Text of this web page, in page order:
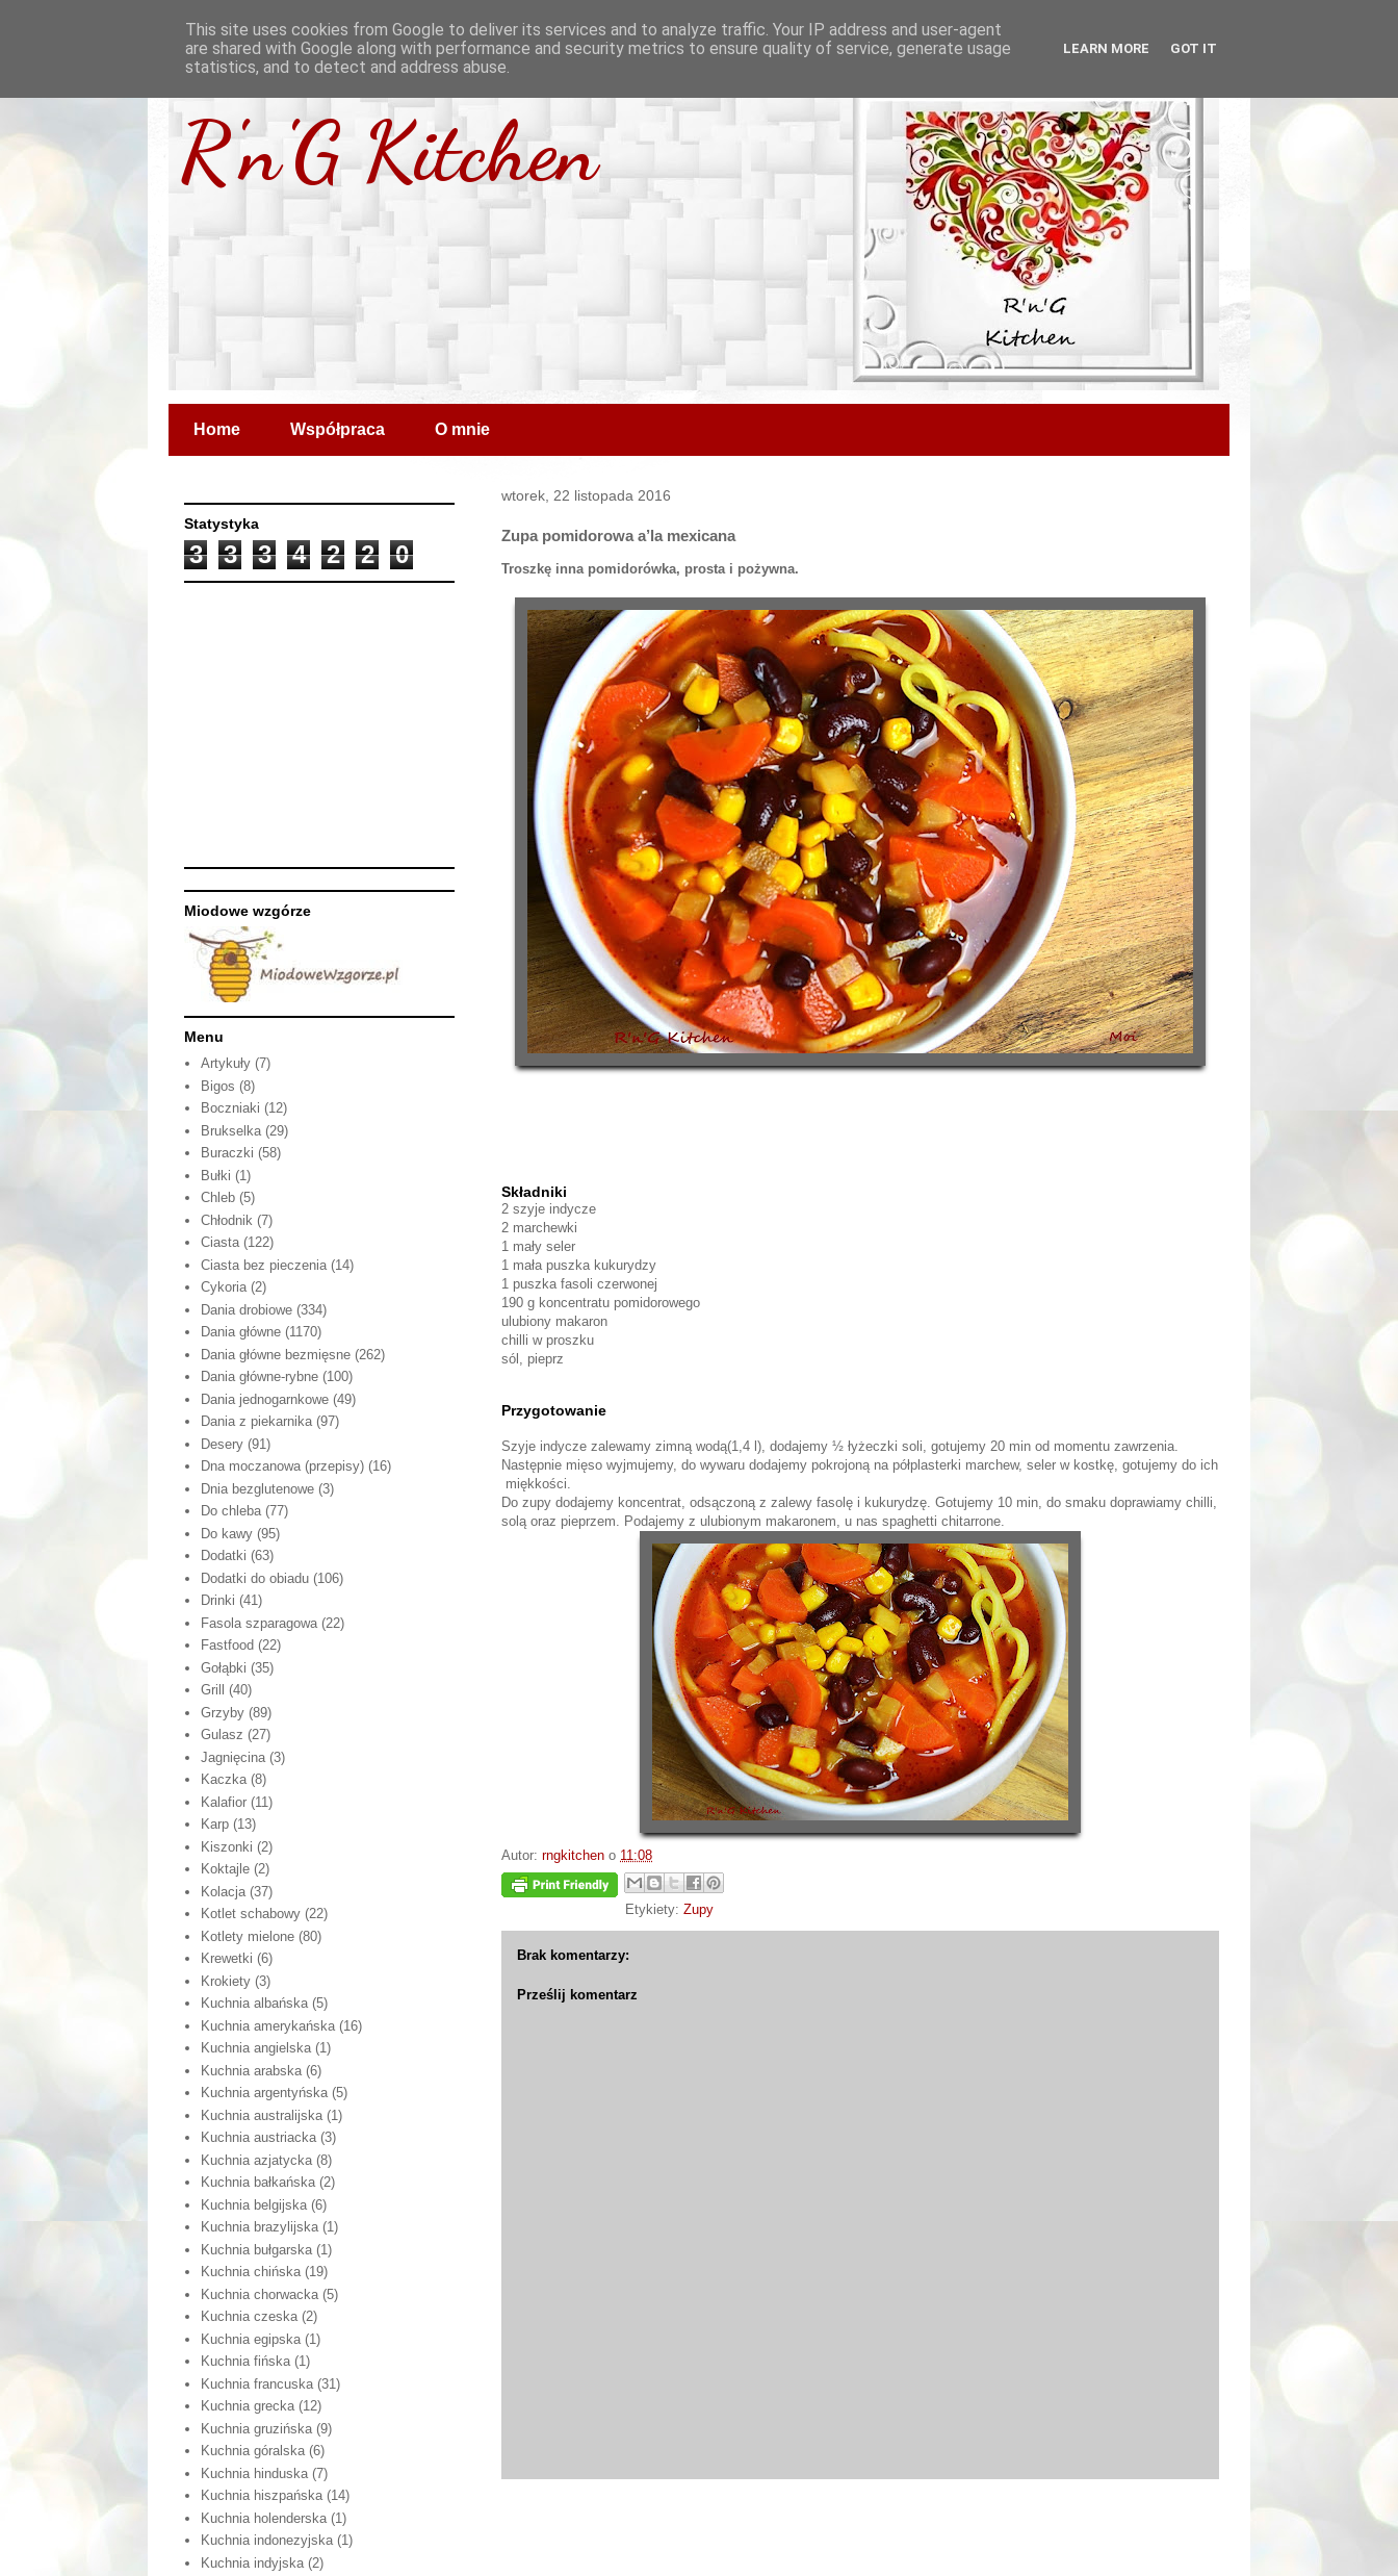
R'n'G Kitchen
Home Współpraca O mnie
wtorek, 22 listopada 2016
Zupa pomidorowa a’la mexicana
Troszkę inna pomidorówka, prosta i pożywna.
Składniki
2 szyje indycze
2 marchewki
1 mały seler
1 mała puszka kukurydzy
1 puszka fasoli czerwonej
190 g koncentratu pomidorowego
ulubiony makaron
chilli w proszku
sól, pieprz
Przygotowanie
Szyje indycze zalewamy zimną wodą(1,4 l), dodajemy ½ łyżeczki soli, gotujemy 20 min od momentu zawrzenia.
Następnie mięso wyjmujemy, do wywaru dodajemy pokrojoną na półplasterki marchew, seler w kostkę, gotujemy do ich
miękkości.
Do zupy dodajemy koncentrat, odsączoną z zalewy fasolę i kukurydzę. Gotujemy 10 min, do smaku doprawiamy chilli,
solą oraz pieprzem. Podajemy z ulubionym makaronem, u nas spaghetti chitarrone.
Autor: rngkitchen o 11:08
Etykiety: Zupy
Brak komentarzy:
Prześlij komentarz
Statystyka
3 3 3 4 2 2 0
Miodowe wzgórze
Menu
Artykuły (7)
Bigos (8)
Boczniaki (12)
Brukselka (29)
Buraczki (58)
Bułki (1)
Chleb (5)
Chłodnik (7)
Ciasta (122)
Ciasta bez pieczenia (14)
Cykoria (2)
Dania drobiowe (334)
Dania główne (1170)
Dania główne bezmięsne (262)
Dania główne-rybne (100)
Dania jednogarnkowe (49)
Dania z piekarnika (97)
Desery (91)
Dna moczanowa (przepisy) (16)
Dnia bezglutenowe (3)
Do chleba (77)
Do kawy (95)
Dodatki (63)
Dodatki do obiadu (106)
Drinki (41)
Fasola szparagowa (22)
Fastfood (22)
Gołąbki (35)
Grill
(40)
Grzyby (89)
Gulasz (27)
Jagnięcina (3)
Kaczka (8)
Kalafior (11)
Karp (13)
Kiszonki (2)
Koktajle (2)
Kolacja (37)
Kotlet schabowy (22)
Kotlety mielone (80)
Krewetki (6)
Krokiety (3)
Kuchnia albańska (5)
Kuchnia amerykańska (16)
Kuchnia angielska (1)
Kuchnia arabska (6)
Kuchnia argentyńska (5)
Kuchnia australijska (1)
Kuchnia austriacka (3)
Kuchnia azjatycka (8)
Kuchnia bałkańska (2)
Kuchnia belgijska (6)
Kuchnia brazylijska (1)
Kuchnia bułgarska (1)
Kuchnia chińska (19)
Kuchnia chorwacka (5)
Kuchnia czeska (2)
Kuchnia egipska (1)
Kuchnia fińska (1)
Kuchnia francuska (31)
Kuchnia grecka (12)
Kuchnia gruzińska (9)
Kuchnia góralska (6)
Kuchnia hinduska (7)
Kuchnia hiszpańska (14)
Kuchnia holenderska (1)
Kuchnia indonezyjska (1)
Kuchnia indyjska (2)
This site uses cookies from Google to deliver its services and to analyze traffic. Your IP address and user-agent
are shared with Google along with performance and security metrics to ensure quality of service, generate usage
statistics, and to detect and address abuse.
LEARN MORE GOT IT